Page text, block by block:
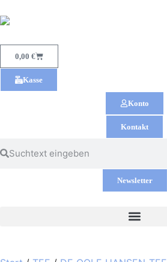
0,00 €
Kasse
Konto
Kontakt
Newsletter